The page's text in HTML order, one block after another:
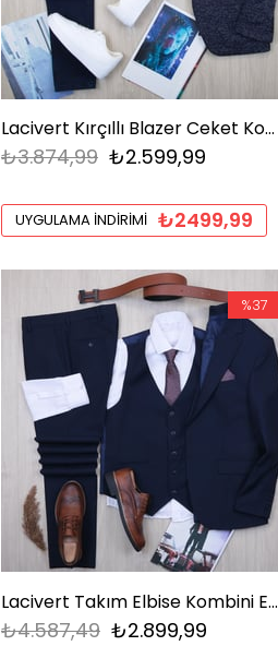
Lacivert Kırçıllı Blazer Ceket Kombini Erkek | Slim Fit Tişörtlü Şık Komple Set
₺2.599,99
₺3.874,99
UYGULAMA İNDIRIMI ₺2499,99
Lacivert Takım Elbise Kombini Erkek | Slim Fit Şık Komple
₺2.899,99
₺4.587,49
%37